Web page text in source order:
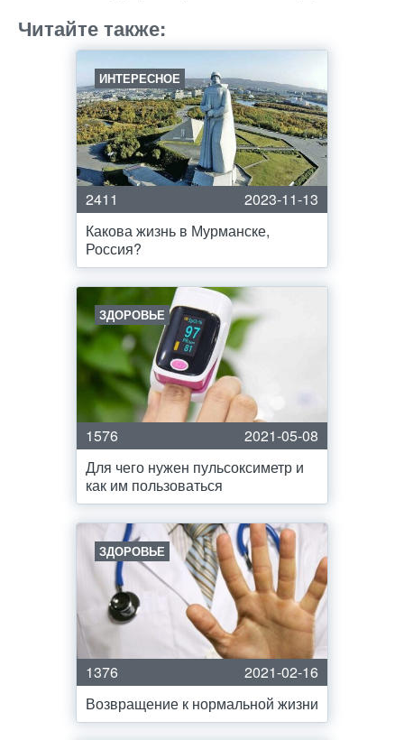
Читайте также:
ИНТЕРЕСНОЕ
2411
2023-11-13
Какова жизнь в Мурманске,
Россия?
ЗДОРОВЬЕ
1576
2021-05-08
Для чего нужен пульсоксиметр и
как им пользоваться
ЗДОРОВЬЕ
1376
2021-02-16
Возвращение к нормальной жизни